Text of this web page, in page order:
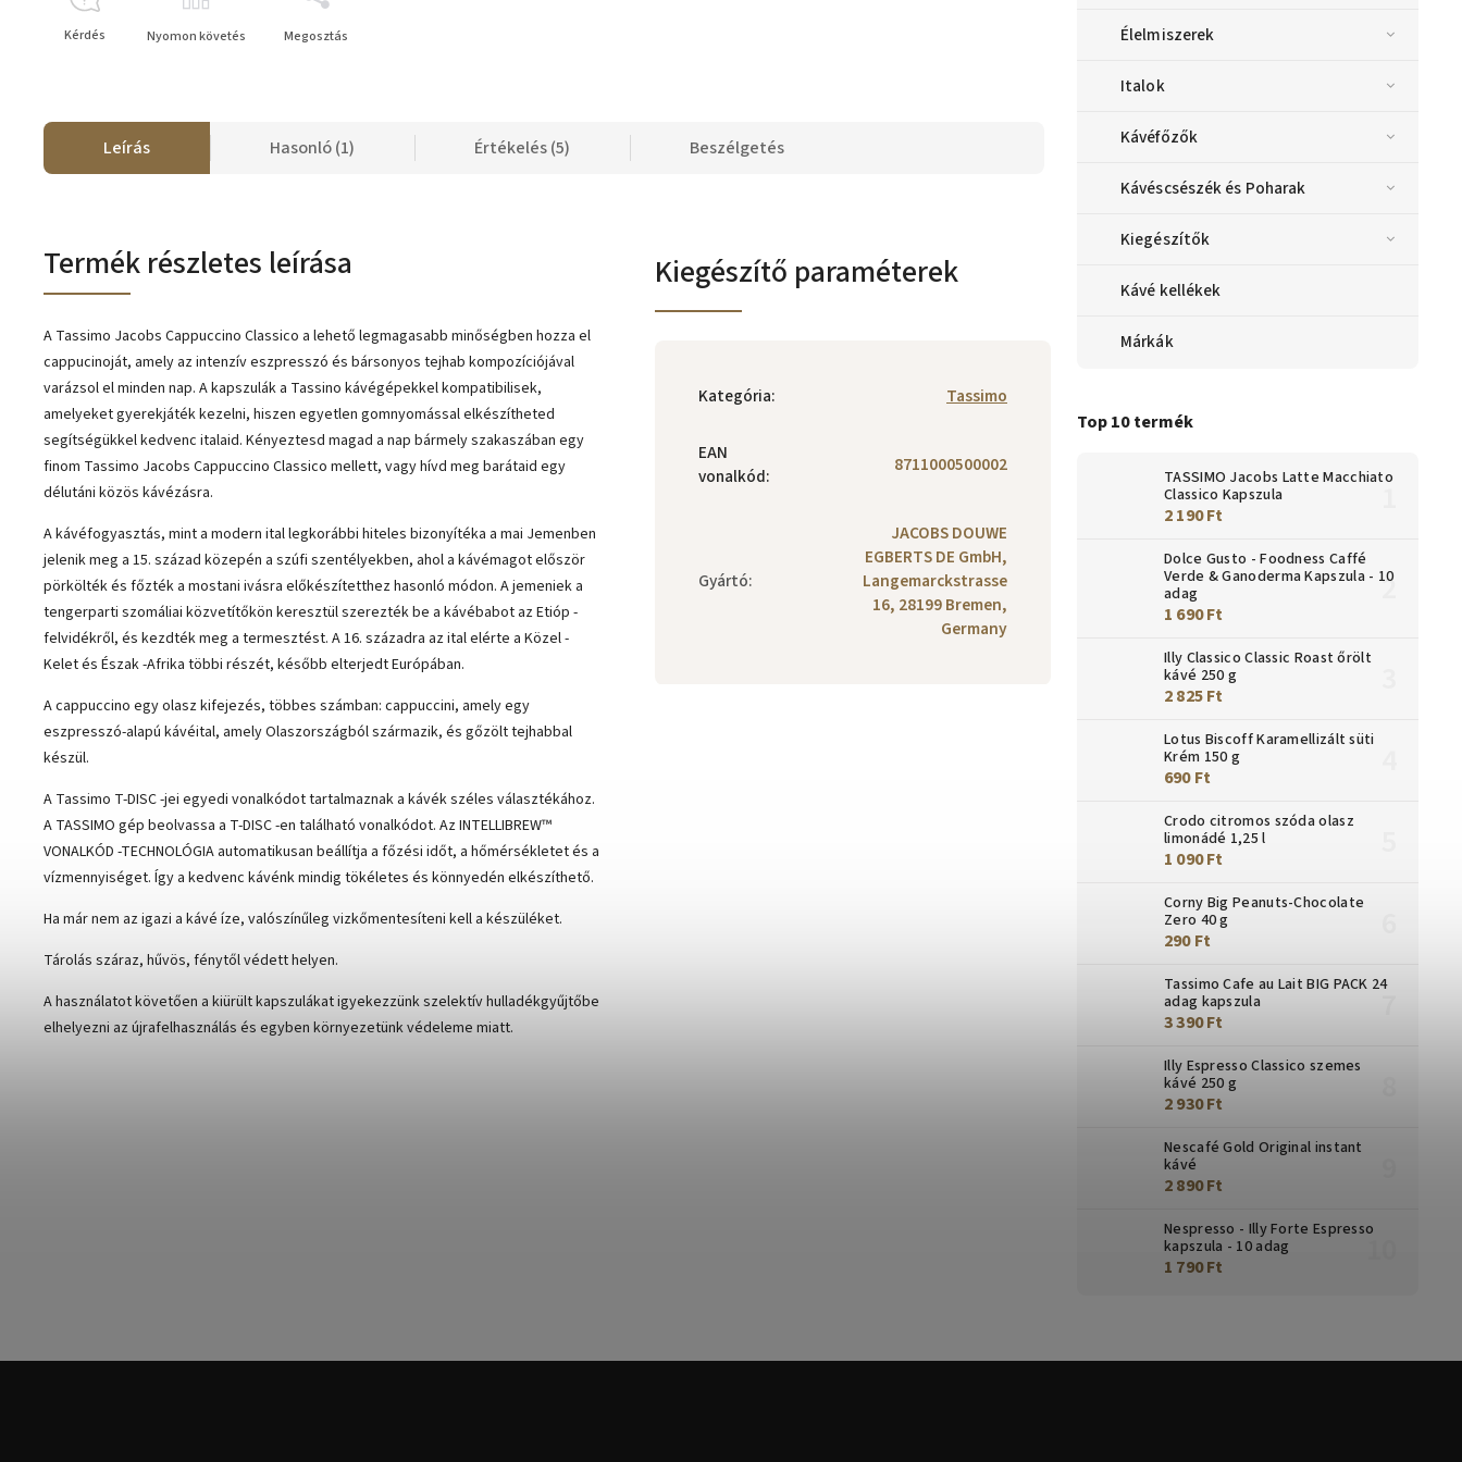
Élelmiszerek
Italok
Kávéfőzők
Kávéscsészék és Poharak
Kiegészítők
Kávé kellékek
Márkák
Top 10 termék
TASSIMO Jacobs Latte Macchiato
Classico Kapszula
2 190 Ft
Dolce Gusto - Foodness Caffé
Verde & Ganoderma Kapszula - 10
adag
1 690 Ft
Illy Classico Classic Roast őrölt
kávé 250 g
2 825 Ft
Lotus Biscoff Karamellizált süti
Krém 150 g
690 Ft
Crodo citromos szóda olasz
limonádé 1,25 l
1 090 Ft
Corny Big Peanuts-Chocolate
Zero 40 g
290 Ft
Tassimo Cafe au Lait BIG PACK 24
adag kapszula
3 390 Ft
Illy Espresso Classico szemes
kávé 250 g
2 930 Ft
Nescafé Gold Original instant
kávé
2 890 Ft
Nespresso - Illy Forte Espresso
kapszula - 10 adag
1 790 Ft
Kérdés Nyomon követés Megosztás
Leírás Hasonló (1) Értékelés (5) Beszélgetés
Termék részletes leírása
A Tassimo Jacobs Cappuccino Classico a lehető legmagasabb minőségben hozza el
cappucinoját, amely az intenzív eszpresszó és bársonyos tejhab kompozíciójával
varázsol el minden nap. A kapszulák a Tassino kávégépekkel kompatibilisek,
amelyeket gyerekjáték kezelni, hiszen egyetlen gomnyomással elkészítheted
segítségükkel kedvenc italaid. Kényeztesd magad a nap bármely szakaszában egy
finom Tassimo Jacobs Cappuccino Classico mellett, vagy hívd meg barátaid egy
délutáni közös kávézásra.
A kávéfogyasztás, mint a modern ital legkorábbi hiteles bizonyítéka a mai Jemenben
jelenik meg a 15. század közepén a szúfi szentélyekben, ahol a kávémagot először
pörkölték és főzték a mostani ivásra előkészítetthez hasonló módon. A jemeniek a
tengerparti szomáliai közvetítőkön keresztül szerezték be a kávébabot az Etióp -
felvidékről, és kezdték meg a termesztést. A 16. századra az ital elérte a Közel -
Kelet és Észak -Afrika többi részét, később elterjedt Európában.
A cappuccino egy olasz kifejezés, többes számban: cappuccini, amely egy
eszpresszó-alapú kávéital, amely Olaszországból származik, és gőzölt tejhabbal
készül.
A Tassimo T-DISC -jei egyedi vonalkódot tartalmaznak a kávék széles választékához.
A TASSIMO gép beolvassa a T-DISC -en található vonalkódot. Az INTELLIBREW™
VONALKÓD -TECHNOLÓGIA automatikusan beállítja a főzési időt, a hőmérsékletet és a
vízmennyiséget. Így a kedvenc kávénk mindig tökéletes és könnyedén elkészíthető.
Ha már nem az igazi a kávé íze, valószínűleg vizkőmentesíteni kell a készüléket.
Tárolás száraz, hűvös, fénytől védett helyen.
A használatot követően a kiürült kapszulákat igyekezzünk szelektív hulladékgyűjtőbe
elhelyezni az újrafelhasználás és egyben környezetünk védeleme miatt.
Kiegészítő paraméterek
Kategória: Tassimo
EAN
vonalkód: 8711000500002
Gyártó:
JACOBS DOUWE
EGBERTS DE GmbH,
Langemarckstrasse
16, 28199 Bremen,
Germany